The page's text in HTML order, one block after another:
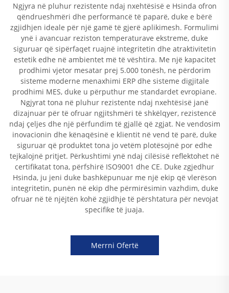
Ngjyra në pluhur rezistente ndaj nxehtësisë e Hsinda ofron
qëndrueshmëri dhe performancë të paparë, duke e bërë
zgjidhjen ideale për një gamë të gjerë aplikimesh. Formulimi
ynë i avancuar reziston temperaturave ekstreme, duke
siguruar që sipërfaqet ruajnë integritetin dhe atraktivitetin
estetik edhe në ambientet më të vështira. Me një kapacitet
prodhimi vjetor mesatar prej 5.000 tonësh, ne përdorim
sisteme moderne menaxhimi ERP dhe sisteme digjitale
prodhimi MES, duke u përputhur me standardet evropiane.
Ngjyrat tona në pluhur rezistente ndaj nxehtësisë janë
dizajnuar për të ofruar ngjitshmëri të shkëlqyer, rezistencë
ndaj çeljes dhe një përfundim të gjallë që zgjat. Ne vendosim
inovacionin dhe kënaqësinë e klientit në vend të parë, duke
siguruar që produktet tona jo vetëm plotësojnë por edhe
tejkalojnë pritjet. Përkushtimi ynë ndaj cilësisë reflektohet në
certifikatat tona, përfshirë ISO9001 dhe CE. Duke zgjedhur
Hsinda, ju jeni duke bashkëpunuar me një ekip që vlerëson
integritetin, punën në ekip dhe përmirësimin vazhdim, duke
ofruar në të njëjtën kohë zgjidhje të përshtatura për nevojat
specifike të juaja.
Merrni Ofertë